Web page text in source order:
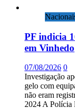
PF indicia
em Vinhedo
07/08/2026 0
Investigação
gelo com
não eram
2024 A Polícia